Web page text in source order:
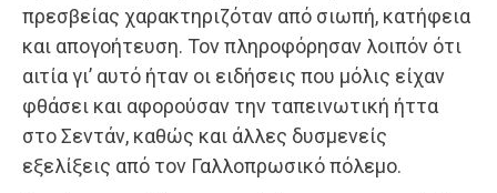
πρεσβείας χαρακτηριζόταν από σιωπή, κατήφεια
και απογοήτευση. Τον πληροφόρησαν λοιπόν ότι
αιτία γι’ αυτό ήταν οι ειδήσεις που μόλις είχαν
φθάσει και αφορούσαν την ταπεινωτική ήττα
στο Σεντάν, καθώς και άλλες δυσμενείς
εξελίξεις από τον Γαλλοπρωσικό πόλεμο.